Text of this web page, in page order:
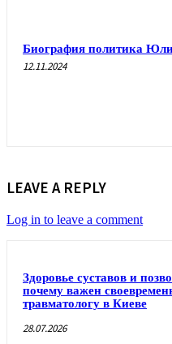
Биография политика
12.11.2024
LEAVE A REPLY
Log in to leave a comment
Здоровье суставов и
почему важен
травматологу в Киеве
28.07.2026